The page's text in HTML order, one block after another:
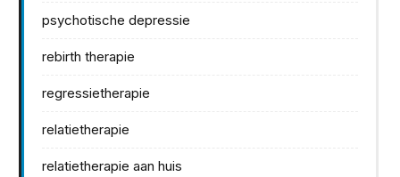
psychotische depressie
rebirth therapie
regressietherapie
relatietherapie
relatietherapie aan huis